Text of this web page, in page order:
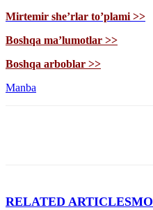
Mirtemir she’rlar to’plami >>
Boshqa ma’lumotlar >>
Boshqa arboblar >>
Manba
RELATED ARTICLES